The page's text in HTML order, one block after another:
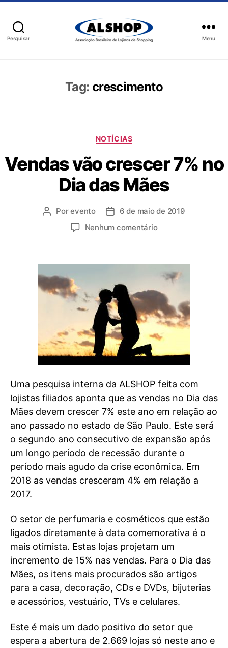
Pesquisar Menu
Tag: crescimento
NOTÍCIAS
Vendas vão crescer 7% no
Dia das Mães
Porevento
6 de maio de 2019
Nenhum comentário
Uma pesquisa interna da ALSHOP feita com
lojistas filiados aponta que as vendas no Dia das
Mães devem crescer 7% este ano em relação ao
ano passado no estado de São Paulo. Este será
o segundo ano consecutivo de expansão após
um longo período de recessão durante o
período mais agudo da crise econômica. Em
2018 as vendas cresceram 4% em relação a
2017.
O setor de perfumaria e cosméticos que estão
ligados diretamente à data comemorativa é o
mais otimista. Estas lojas projetam um
incremento de 15% nas vendas. Para o Dia das
Mães, os itens mais procurados são artigos
para a casa, decoração, CDs e DVDs, bijuterias
e acessórios, vestuário, TVs e celulares.
Este é mais um dado positivo do setor que
espera a abertura de 2.669 lojas só neste ano e